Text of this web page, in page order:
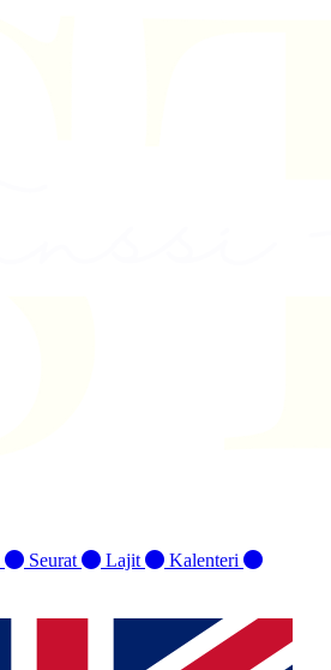
Seurat Lajit
Kalenteri